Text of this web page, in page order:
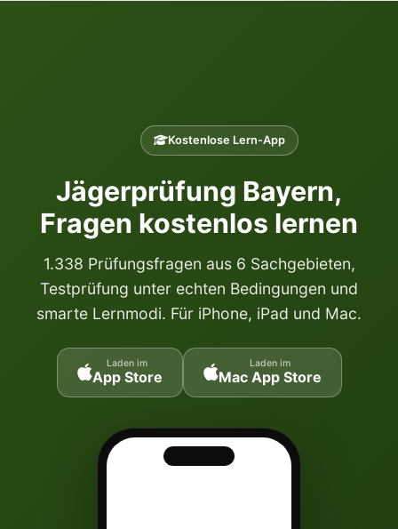
Kostenlose Lern-App
Jägerprüfung Bayern,
Fragen kostenlos lernen
1.338 Prüfungsfragen aus 6 Sachgebieten,
Testprüfung unter echten Bedingungen und
smarte Lernmodi. Für iPhone, iPad und Mac.
Laden im
App Store
Laden im
Mac App Store